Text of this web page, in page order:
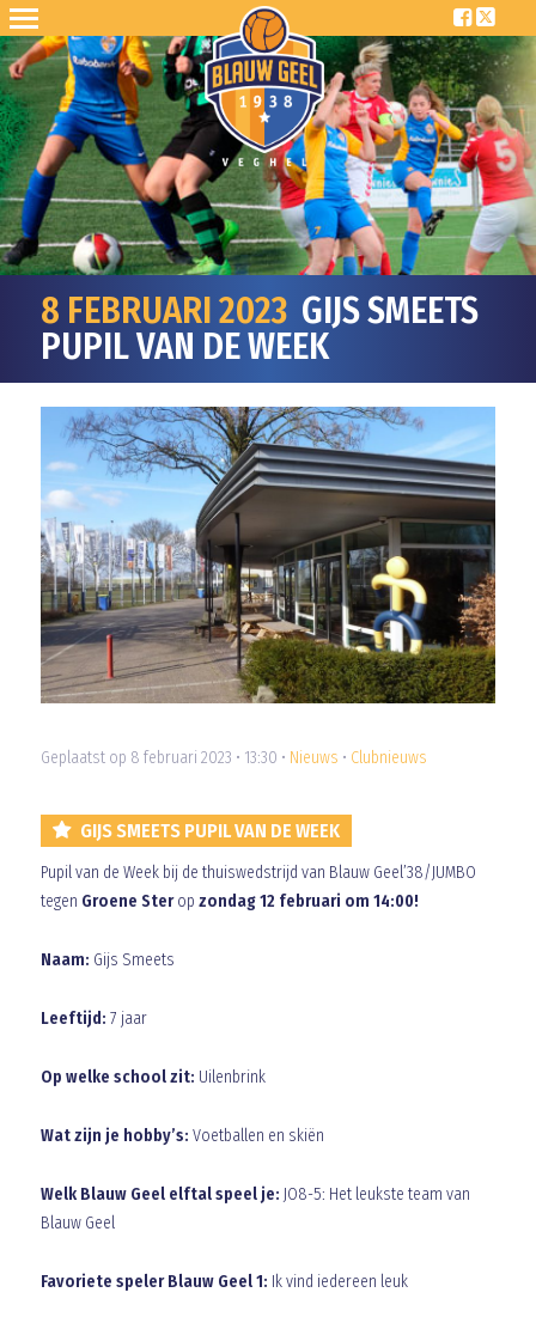
8 FEBRUARI 2023GIJS SMEETS
PUPIL VAN DE WEEK
Geplaatst op 8 februari 2023 • 13:30 • Nieuws • Clubnieuws
GIJS SMEETS PUPIL VAN DE WEEK
Pupil van de Week bij de thuiswedstrijd van Blauw Geel’38/JUMBO
tegen Groene Sterop zondag 12 februari om 14:00!
Naam: Gijs Smeets
Leeftijd: 7 jaar
Op welke school zit: Uilenbrink
Wat zijn je hobby’s: Voetballen en skiën
Welk Blauw Geel elftal speel je: JO8-5: Het leukste team van
Blauw Geel
Favoriete speler Blauw Geel 1: Ik vind iedereen leuk